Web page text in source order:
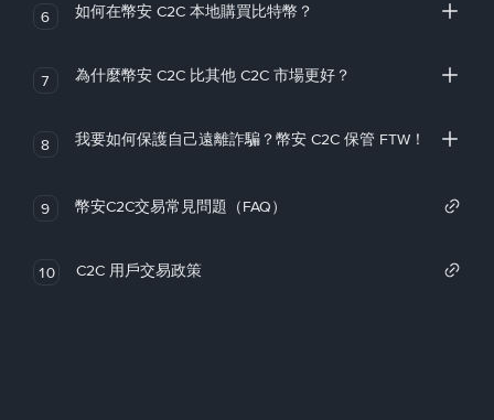
6 如何在幣安 C2C 本地購買比特幣？
7 為什麼幣安 C2C 比其他 C2C 市場更好？
8 我要如何保護自己遠離詐騙？幣安 C2C 保管 FTW！
9 幣安C2C交易常見問題（FAQ）
10 C2C 用戶交易政策